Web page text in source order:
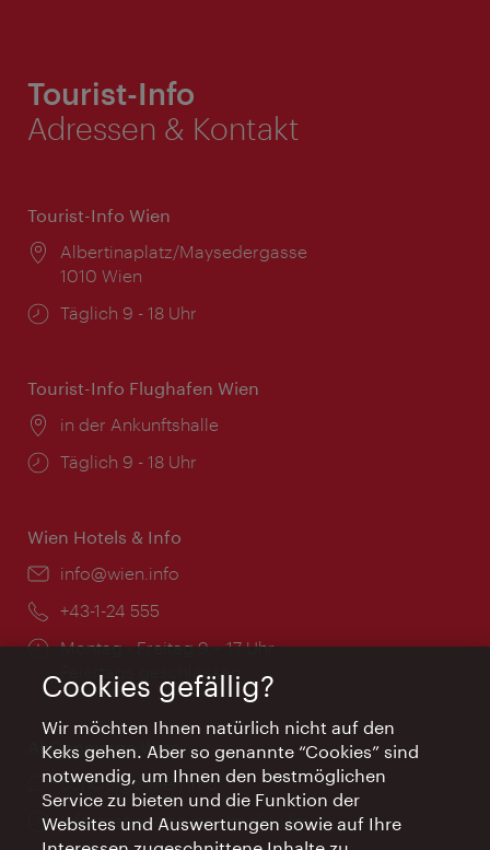
Tourist-Info
Adressen & Kontakt
Tourist-Info Wien
Ort:
Albertinaplatz/Maysedergasse
1010 Wien
Öffnungszeiten:
Täglich 9 - 18 Uhr
Tourist-Info Flughafen Wien
Ort:
in der Ankunftshalle
Öffnungszeiten:
Täglich 9 - 18 Uhr
Wien Hotels & Info
Email:
info@wien.info
Telefon:
+43-1-24 555
Öffnungszeiten:
Montag - Freitag 9 – 17 Uhr
Feiertags geschlossen
AI Concierge Wien
Ort:
concierge.wien.info
Öffnungszeiten:
Informationen rund um die Uhr
Cookies gefällig?
Wir möchten Ihnen natürlich nicht auf den
Keks gehen. Aber so genannte “Cookies” sind
notwendig, um Ihnen den bestmöglichen
Service zu bieten und die Funktion der
Websites und Auswertungen sowie auf Ihre